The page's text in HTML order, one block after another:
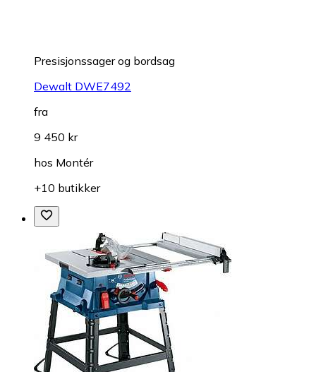
Presisjonssager og bordsag
Dewalt DWE7492
fra
9 450 kr
hos Montér
+10 butikker